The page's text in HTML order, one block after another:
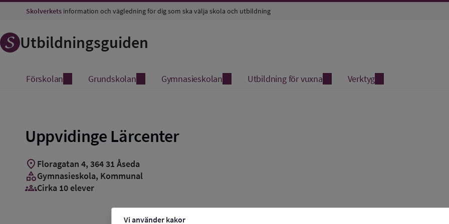
Vi använder kakor
Skolverkets information och vägledning för dig som ska välja skola och utbildning
Utbildningsguiden
Förskolan Grundskolan Gymnasieskolan Utbildning för vuxna Verktyg
Uppvidinge Lärcenter
location_on Floragatan 4, 364 31Åseda
categoryGymnasieskola, Kommunal
groups_3Cirka 10 elever